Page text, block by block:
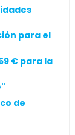
para el
€ para la
de